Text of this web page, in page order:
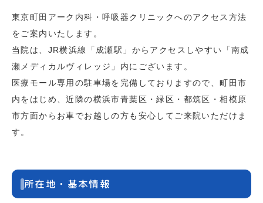
東京町田アーク内科・呼吸器クリニックへのアクセス方法
をご案内いたします。
当院は、JR横浜線「成瀬駅」からアクセスしやすい「南成
瀬メディカルヴィレッジ」内にございます。
医療モール専用の駐車場を完備しておりますので、町田市
内をはじめ、近隣の横浜市青葉区・緑区・都筑区・相模原
市方面からお車でお越しの方も安心してご来院いただけま
す。
所在地・基本情報